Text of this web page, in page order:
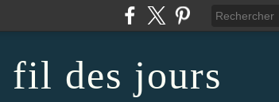
fil des jours